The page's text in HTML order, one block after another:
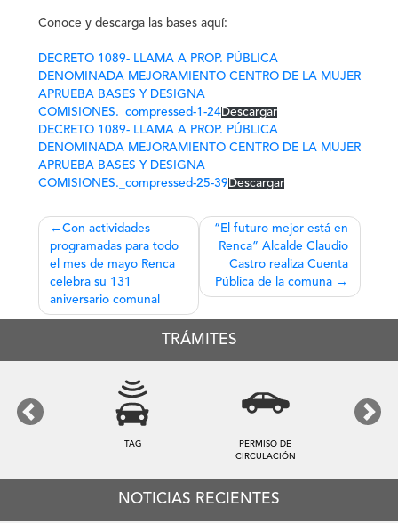
Conoce y descarga las bases aquí:
DECRETO 1089- LLAMA A PROP. PÚBLICA
DENOMINADA MEJORAMIENTO CENTRO DE LA MUJER
APRUEBA BASES Y DESIGNA
COMISIONES._compressed-1-24Descargar
DECRETO 1089- LLAMA A PROP. PÚBLICA
DENOMINADA MEJORAMIENTO CENTRO DE LA MUJER
APRUEBA BASES Y DESIGNA
COMISIONES._compressed-25-39 Descargar
Navegación
de
entradas
Con actividades
programadas para todo
el mes de mayo Renca
celebra su 131
aniversario comunal
“El futuro mejor está en
Renca” Alcalde Claudio
Castro realiza Cuenta
Pública de la comuna
TRÁMITES
TAG
PERMISO DE
CIRCULACIÓN
Previous Next
NOTICIAS RECIENTES